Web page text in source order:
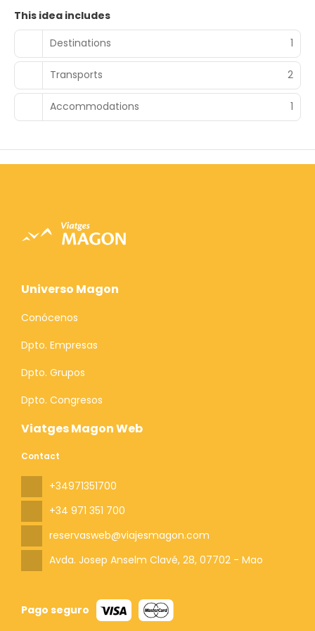
This idea includes
Destinations
1
Transports 2
Accommodations 1
Viatges Magon Web
Contact
+34971351700
+34 971 351 700
reservasweb@viajesmagon.com
Avda. Josep Anselm Clavé, 28, 07702 - Mao
Pago seguro
Universo Magon
Conócenos
Dpto. Empresas
Dpto. Grupos
Dpto. Congresos